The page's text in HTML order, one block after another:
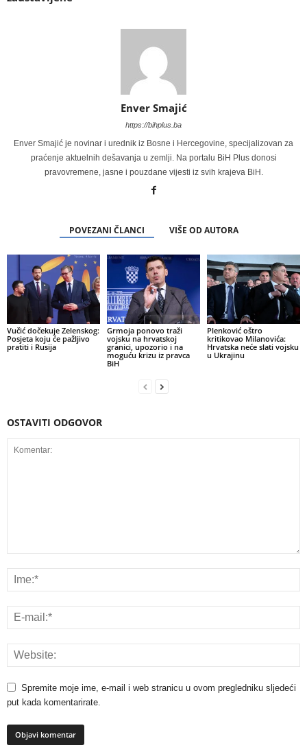
Enver Smajić
https://bihplus.ba
Enver Smajić je novinar i urednik iz Bosne i Hercegovine, specijalizovan za
praćenje aktuelnih dešavanja u zemlji. Na portalu BiH Plus donosi
pravovremene, jasne i pouzdane vijesti iz svih krajeva BiH.
POVEZANI ČLANCI VIŠE OD AUTORA
Vučić dočekuje Zelenskog:
Posjeta koju će pažljivo
pratiti i Rusija
Grmoja ponovo traži
vojsku na hrvatskoj
granici, upozorio i na
moguću krizu iz pravca
BiH
Plenković oštro
kritikovao Milanovića:
Hrvatska neće slati vojsku
u Ukrajinu
OSTAVITI ODGOVOR
Spremite moje ime, e-mail i web stranicu u ovom pregledniku sljedeći
put kada komentarirate.